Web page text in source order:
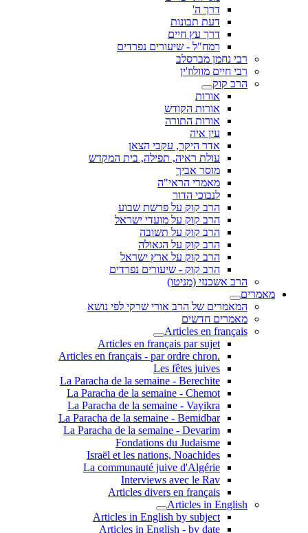
דרך ה'
דעת תבונות
דרך עץ חיים
רמח"ל - שיעורים נפרדים
רבי נחמן מברסלב
רבי חיים מוולוז'ין
הרב קוק
אורות
אורות הקודש
אורות התורה
עין איה
אדר היקר, עקבי הצאן
עולת ראיה, תפילה, בית המקדש
מוסר אביך
מאמרי הראי"ה
לנבוכי הדור
הרב קוק על פרשת שבוע
הרב קוק על מועדי ישראל
הרב קוק על תשובה
הרב קוק על הגאולה
הרב קוק על ארץ ישראל
הרב קוק - שיעורים נפרדים
הרב אשכנזי (מניטו)
מאמרים
המאמרים של הרב אורי שרקי לפי נושא
מאמרים חדשים
Articles en français
Articles en français par sujet
.Articles en français - par ordre chron
Les fêtes juives
La Paracha de la semaine - Berechite
La Paracha de la semaine - Chemot
La Paracha de la semaine - Vayikra
La Paracha de la semaine - Bemidbar
La Paracha de la semaine - Devarim
Fondations du Judaisme
Israël et les nations, Noachides
La communauté juive d'Algérie
Interviews avec le Rav
Articles divers en français
Articles in English
Articles in English by subject
Articles in English - by date